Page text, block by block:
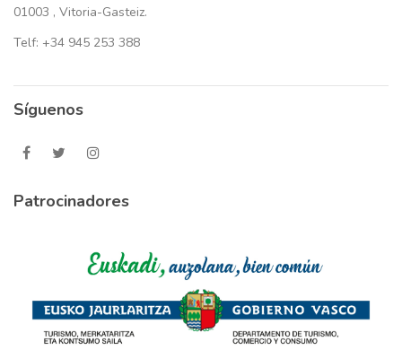
01003 , Vitoria-Gasteiz.
Telf: +34 945 253 388
Síguenos
Patrocinadores